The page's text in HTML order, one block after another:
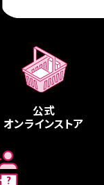
公式
オンラインストア